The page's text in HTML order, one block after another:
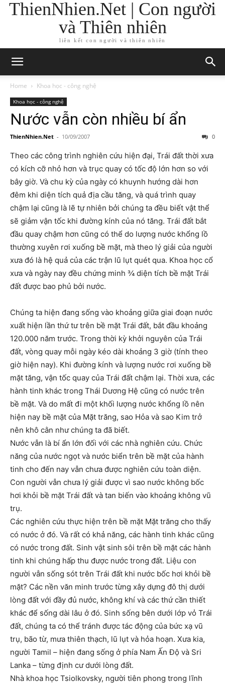
ThienNhien.Net | Con người
và Thiên nhiên
liên kết con người và thiên nhiên
Home Khoa học - công nghệ
Khoa học - công nghệ
Nước vẫn còn nhiều bí ẩn
ThienNhien.Net - 10/09/2007 0
Theo các công trình nghiên cứu hiện đại, Trái đất thời xưa
có kích cỡ nhỏ hơn và trục quay có tốc độ lớn hơn so với
bây giờ. Và chu kỳ của ngày có khuynh hướng dài hơn
đêm khi diện tích quả địa cầu tăng, và quá trình quay
chậm lại cũng là lẽ tự nhiên bởi chúng ta đều biết vật thể
sẽ giảm vận tốc khi đường kính của nó tăng. Trái đất bắt
đầu quay chậm hơn cũng có thể do lượng nước khổng lồ
thường xuyên rơi xuống bề mặt, mà theo lý giải của người
xưa đó là hệ quả của các trận lũ lụt quét qua. Khoa học cổ
xưa và ngày nay đều chứng minh ¾ diện tích bề mặt Trái
đất được bao phủ bởi nước.
Chúng ta hiện đang sống vào khoảng giữa giai đoạn nước
xuất hiện lần thứ tư trên bề mặt Trái đất, bắt đầu khoảng
120.000 năm trước. Trong thời kỳ khởi nguyên của Trái
đất, vòng quay mỗi ngày kéo dài khoảng 3 giờ (tính theo
giờ hiện nay). Khi đường kính và lượng nước rơi xuống bề
mặt tăng, vận tốc quay của Trái đất chậm lại. Thời xưa, các
hành tinh khác trong Thái Dương Hệ cũng có nước trên
bề mặt. Và do mất đi một khối lượng nước khổng lồ nên
hiện nay bề mặt của Mặt trăng, sao Hỏa và sao Kim trở
nên khô cằn như chúng ta đã biết.
Nước vẫn là bí ẩn lớn đối với các nhà nghiên cứu. Chức
năng của nước ngọt và nước biển trên bề mặt của hành
tinh cho đến nay vẫn chưa được nghiên cứu toàn diện.
Con người vẫn chưa lý giải được vì sao nước không bốc
hơi khỏi bề mặt Trái đất và tan biến vào khoảng không vũ
trụ.
Các nghiên cứu thực hiện trên bề mặt Mặt trăng cho thấy
có nước ở đó. Và rất có khả năng, các hành tinh khác cũng
có nước trong đất. Sinh vật sinh sôi trên bề mặt các hành
tinh khi chúng hấp thu được nước trong đất. Liệu con
người vẫn sống sót trên Trái đất khi nước bốc hơi khỏi bề
mặt? Các nền văn minh trước từng xây dựng đô thị dưới
lòng đất với đầy đủ nước, không khí và các thứ cần thiết
khác để sống dài lâu ở đó. Sinh sống bên dưới lớp vỏ Trái
đất, chúng ta có thể tránh được tác động của bức xạ vũ
trụ, bão từ, mưa thiên thạch, lũ lụt và hỏa hoạn. Xưa kia,
người Tamil – hiện đang sống ở phía Nam Ấn Độ và Sri
Lanka – từng định cư dưới lòng đất.
Nhà khoa học Tsiolkovsky, người tiên phong trong lĩnh